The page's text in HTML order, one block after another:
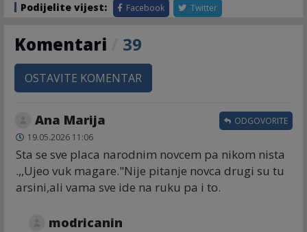
Podijelite vijest: Facebook Twitter
Komentari 39
OSTAVITE KOMENTAR
Ana Marija
19.05.2026 11:06
Sta se sve placa narodnim novcem pa nikom nista
.,,Ujeo vuk magare."Nije pitanje novca drugi su tu
arsini,ali vama sve ide na ruku pa i to.
ODGOVORITE
modricanin